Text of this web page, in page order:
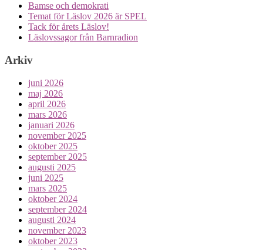
Bamse och demokrati
Temat för Läslov 2026 är SPEL
Tack för årets Läslov!
Läslovssagor från Barnradion
Arkiv
juni 2026
maj 2026
april 2026
mars 2026
januari 2026
november 2025
oktober 2025
september 2025
augusti 2025
juni 2025
mars 2025
oktober 2024
september 2024
augusti 2024
november 2023
oktober 2023